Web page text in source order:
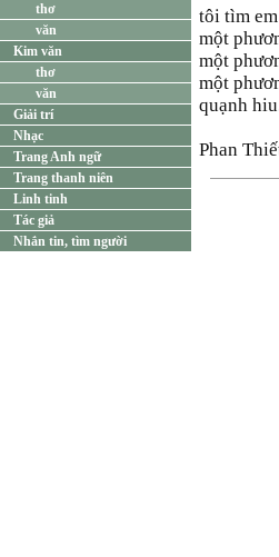
thơ
văn
Kim văn
thơ
văn
Giải trí
Nhạc
Trang Anh ngữ
Trang thanh niên
Linh tinh
Tác giả
Nhắn tin, tìm người
tôi tìm em
một
một
một
quạnh
Phan